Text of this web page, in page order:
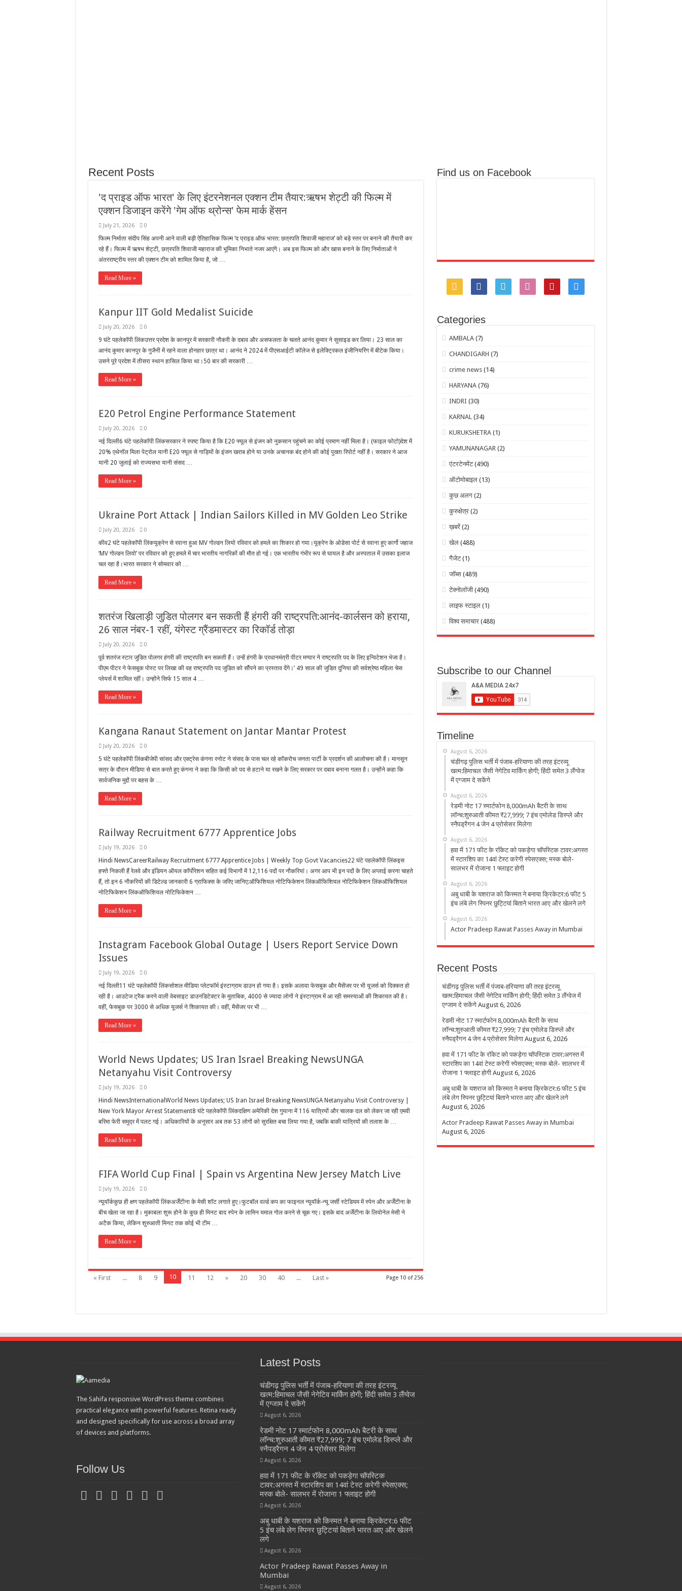
Recent Posts
'द प्राइड ऑफ भारत' के लिए इंटरनेशनल एक्शन टीम तैयार:ऋषभ शेट्टी की फिल्म में
एक्शन डिजाइन करेंगे 'गेम ऑफ थ्रोन्स' फेम मार्क हेंसन
July 21, 2026 0
फिल्म निर्माता संदीप सिंह अपनी आने वाली बड़ी ऐतिहासिक फिल्म ‘द प्राइड ऑफ भारत: छत्रपति शिवाजी महाराज’ को बड़े स्तर पर बनाने की तैयारी कर
रहे हैं। फिल्म में ऋषभ शेट्टी, छत्रपति शिवाजी महाराज की भूमिका निभाते नजर आएंगे। अब इस फिल्म को और खास बनाने के लिए निर्माताओं ने
अंतरराष्ट्रीय स्तर की एक्शन टीम को शामिल किया है, जो …
Read More »
Kanpur IIT Gold Medalist Suicide
July 20, 2026 0
9 घंटे पहलेकॉपी लिंकउत्तर प्रदेश के कानपुर में सरकारी नौकरी के दबाव और असफलता के चलते आनंद कुमार ने सुसाइड कर लिया। 23 साल का
आनंद कुमार कानपुर के गुजैनी में रहने वाला होनहार छात्र था। आनंद ने 2024 में पीएसआईटी कॉलेज से इलेक्ट्रिकल इंजीनियरिंग में बीटेक किया।
उसने पूरे प्रदेश में तीसरा स्थान हासिल किया था।50 बार की सरकारी …
Read More »
E20 Petrol Engine Performance Statement
July 20, 2026 0
नई दिल्ली6 घंटे पहलेकॉपी लिंकसरकार ने स्पष्ट किया है कि E20 फ्यूल से इंजन को नुकसान पहुंचने का कोई प्रमाण नहीं मिला है। (फाइल फोटो)देश में
20% एथेनॉल मिला पेट्रोल यानी E20 फ्यूल से गाड़ियों के इंजन खराब होने या उनके अचानक बंद होने की कोई पुख्ता रिपोर्ट नहीं है। सरकार ने आज
यानी 20 जुलाई को राज्यसभा यानी संसद …
Read More »
Ukraine Port Attack | Indian Sailors Killed in MV Golden Leo Strike
July 20, 2026 0
कीव2 घंटे पहलेकॉपी लिंकयूक्रेन से रवाना हुआ MV गोल्डन लियो रविवार को हमले का शिकार हो गया।यूक्रेन के ओडेसा पोर्ट से रवाना हुए कार्गो जहाज
‘MV गोल्डन लियो’ पर रविवार को हुए हमले में चार भारतीय नागरिकों की मौत हो गई। एक भारतीय गंभीर रूप से घायल है और अस्पताल में उसका इलाज
चल रहा है।भारत सरकार ने सोमवार को …
Read More »
शतरंज खिलाड़ी जुडित पोलगर बन सकती हैं हंगरी की राष्ट्रपति:आनंद-कार्लसन को हराया,
26 साल नंबर-1 रहीं, यंगेस्ट ग्रैंडमास्टर का रिकॉर्ड तोड़ा
July 20, 2026 0
पूर्व शतरंज स्टार जुडित पोलगर हंगरी की राष्ट्रपति बन सकती हैं। उन्हें हंगरी के प्रधानमंत्री पीटर मग्यार ने राष्ट्रपति पद के लिए इन्विटेशन भेजा है।
पीएम पीटर ने फेसबुक पोस्ट पर लिखा की वह राष्ट्रपति पद जुडित को सौंपने का प्रस्ताव देंगे।’ 49 साल की जुडित दुनिया की सर्वश्रेष्ठ महिला चेस
प्लेयर्स में शामिल रहीं। उन्होंने सिर्फ 15 साल 4 …
Read More »
Kangana Ranaut Statement on Jantar Mantar Protest
July 20, 2026 0
5 घंटे पहलेकॉपी लिंकबीजेपी सांसद और एक्ट्रेस कंगना रनोट ने संसद के पास चल रहे कॉकरोच जनता पार्टी के प्रदर्शन की आलोचना की है। मानसून
सत्र के दौरान मीडिया से बात करते हुए कंगना ने कहा कि किसी को पद से हटाने या रखने के लिए सरकार पर दबाव बनाना गलत है। उन्होंने कहा कि
सार्वजनिक मुद्दों पर बहस के …
Read More »
Railway Recruitment 6777 Apprentice Jobs
July 19, 2026 0
Hindi NewsCareerRailway Recruitment 6777 Apprentice Jobs | Weekly Top Govt Vacancies22 घंटे पहलेकॉपी लिंकइस
हफ्ते निकली हैं रेलवे और इंडियन ऑयल कॉर्पोरेशन सहित कई विभागों में 12,116 पदों पर नौकरियां। अगर आप भी इन पदों के लिए अप्लाई करना चाहते
हैं, तो इन 6 नौकरियों की डिटेल्ड जानकारी 6 ग्राफिक्स के जरिए जानिए:ऑफिशियल नोटिफिकेशन लिंकऑफिशियल नोटिफिकेशन लिंकऑफिशियल
नोटिफिकेशन लिंकऑफिशियल नोटिफिकेशन …
Read More »
Instagram Facebook Global Outage | Users Report Service Down
Issues
July 19, 2026 0
नई दिल्ली11 घंटे पहलेकॉपी लिंकसोशल मीडिया प्लेटफॉर्म इंस्टाग्राम डाउन हो गया है। इसके अलावा फेसबुक और मैसेंजर पर भी यूजर्स को दिक्कत हो
रही है। आउटेज ट्रैक करने वाली वेबसाइट डाउनडिटेक्टर के मुताबिक, 4000 से ज्यादा लोगों ने इंस्टाग्राम में आ रही समस्याओं की शिकायत की है।
वहीं, फेसबुक पर 3000 से अधिक यूजर्स ने शिकायत की। वहीं, मैसेंजर पर भी …
Read More »
World News Updates; US Iran Israel Breaking NewsUNGA
Netanyahu Visit Controversy
July 19, 2026 0
Hindi NewsInternationalWorld News Updates; US Iran Israel Breaking NewsUNGA Netanyahu Visit Controversy |
New York Mayor Arrest Statement8 घंटे पहलेकॉपी लिंकदक्षिण अमेरिकी देश गुयाना में 116 यात्रियों और चालक दल को लेकर जा रही एमवी
बरिमा फेरी समुद्र में पलट गई। अधिकारियों के अनुसार अब तक 53 लोगों को सुरक्षित बचा लिया गया है, जबकि बाकी यात्रियों की तलाश के …
Read More »
FIFA World Cup Final | Spain vs Argentina New Jersey Match Live
July 19, 2026 0
न्यूयॉर्ककुछ ही क्षण पहलेकॉपी लिंकअर्जेंटीना के मेसी शॉट लगाते हुए।फुटबॉल वर्ल्ड कप का फाइनल न्यूयॉर्क-न्यू जर्सी स्टेडियम में स्पेन और अर्जेंटीना के
बीच खेला जा रहा है। मुकाबला शुरू होने के कुछ ही मिनट बाद स्पेन के लामिन यमाल गोल करने से चूक गए। इसके बाद अर्जेंटीना के लियोनेल मेसी ने
अटैक किया, लेकिन शुरुआती मिनट तक कोई भी टीम …
Read More »
Page 10 of 256
« First ... 8 9 10 11 12 » 20 30 40 ... Last »
Find us on Facebook
Categories
AMBALA (7)
CHANDIGARH (7)
crime news (14)
HARYANA (76)
INDRI (30)
KARNAL (34)
KURUKSHETRA (1)
YAMUNANAGAR (2)
एंटरटेनमेंट(490)
ऑटोमोबाइल (13)
कुछ अलग (2)
कुरुक्षेत्र (2)
ख़बरें (2)
खेल (488)
गैजेट(1)
जॉब्स (489)
टेक्नोलॉजी (490)
लाइफ स्टाइल (1)
विश्व समाचार (488)
Subscribe to our Channel
Timeline
August 6, 2026
चंडीगढ़ पुलिस भर्ती में पंजाब-हरियाणा की तरह इंटरव्यू
खत्म:हिमाचल जैसी नेगेटिव मार्किंग होगी; हिंदी समेत 3 लैंग्वेज
में एग्जाम दे सकेंगे
August 6, 2026
रेडमी नोट 17 स्मार्टफोन 8,000mAh बैटरी के साथ
लॉन्च:शुरुआती कीमत ₹27,999; 7 इंच एमोलेड डिस्प्ले और
स्नैपड्रैगन 4 जेन 4 प्रोसेसर मिलेगा
August 6, 2026
हवा में 171 फीट के रॉकेट को पकड़ेगा चॉपस्टिक टावर:अगस्त
में स्टारशिप का 14वां टेस्ट करेगी स्पेसएक्स; मस्क बोले-
सालभर में रोजाना 1 फ्लाइट होगी
August 6, 2026
अबु धाबी के यशराज को किस्मत ने बनाया क्रिकेटर:6 फीट 5
इंच लंबे लेग स्पिनर छुट्टियां बिताने भारत आए और खेलने लगे
August 6, 2026
Actor Pradeep Rawat Passes Away in Mumbai
Recent Posts
चंडीगढ़ पुलिस भर्ती में पंजाब-हरियाणा की तरह इंटरव्यू
खत्म:हिमाचल जैसी नेगेटिव मार्किंग होगी; हिंदी समेत 3 लैंग्वेज में
एग्जाम दे सकेंगे August 6, 2026
रेडमी नोट 17 स्मार्टफोन 8,000mAh बैटरी के साथ
लॉन्च:शुरुआती कीमत ₹27,999; 7 इंच एमोलेड डिस्प्ले और
स्नैपड्रैगन 4 जेन 4 प्रोसेसर मिलेगा August 6, 2026
हवा में 171 फीट के रॉकेट को पकड़ेगा चॉपस्टिक टावर:अगस्त में
स्टारशिप का 14वां टेस्ट करेगी स्पेसएक्स; मस्क बोले- सालभर में
रोजाना 1 फ्लाइट होगी August 6, 2026
अबु धाबी के यशराज को किस्मत ने बनाया क्रिकेटर:6 फीट 5 इंच
लंबे लेग स्पिनर छुट्टियां बिताने भारत आए और खेलने लगे
August 6, 2026
Actor Pradeep Rawat Passes Away in Mumbai
August 6, 2026
The Sahifa responsive WordPress theme combines
practical elegance with powerful features. Retina ready
and designed specifically for use across a broad array
of devices and platforms.
Follow Us
Latest Posts
चंडीगढ़ पुलिस भर्ती में पंजाब-हरियाणा की तरह इंटरव्यू
खत्म:हिमाचल जैसी नेगेटिव मार्किंग होगी; हिंदी समेत 3 लैंग्वेज
में एग्जाम दे सकेंगे
August 6, 2026
रेडमी नोट 17 स्मार्टफोन 8,000mAh बैटरी के साथ
लॉन्च:शुरुआती कीमत ₹27,999; 7 इंच एमोलेड डिस्प्ले और
स्नैपड्रैगन 4 जेन 4 प्रोसेसर मिलेगा
August 6, 2026
हवा में 171 फीट के रॉकेट को पकड़ेगा चॉपस्टिक
टावर:अगस्त में स्टारशिप का 14वां टेस्ट करेगी स्पेसएक्स;
मस्क बोले- सालभर में रोजाना 1 फ्लाइट होगी
August 6, 2026
अबु धाबी के यशराज को किस्मत ने बनाया क्रिकेटर:6 फीट
5 इंच लंबे लेग स्पिनर छुट्टियां बिताने भारत आए और खेलने
लगे
August 6, 2026
Actor Pradeep Rawat Passes Away in
Mumbai
August 6, 2026